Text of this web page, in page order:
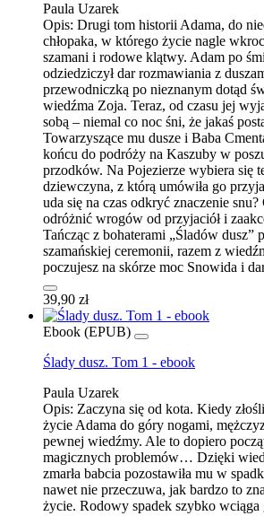
Paula Uzarek
Opis: Drugi tom historii Adama, do
chłopaka, w którego życie nagle
szamani i rodowe klątwy. Adam po
odziedziczył dar rozmawiania z
przewodniczką po nieznanym dotąd
wiedźma Zoja. Teraz, od czasu jej
sobą – niemal co noc śni, że jakaś
Towarzyszące mu dusze i Baba
końcu do podróży na Kaszuby w
przodków. Na Pojezierze wybiera się
dziewczyna, z którą umówiła go
uda się na czas odkryć znaczenie
odróżnić wrogów od przyjaciół i
Tańcząc z bohaterami „Śladów dusz”
szamańskiej ceremonii, razem z
poczujesz na skórze moc Snowida i
39,90 zł
Ebook (EPUB)
Ślady dusz. Tom 1 - ebook
Paula Uzarek
Opis: Zaczyna się od kota. Kiedy
życie Adama do góry nogami,
pewnej wiedźmy. Ale to dopiero
magicznych problemów… Dzięki
zmarła babcia pozostawiła mu w
nawet nie przeczuwa, jak bardzo to
życie. Rodowy spadek szybko